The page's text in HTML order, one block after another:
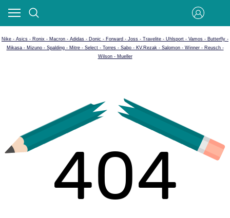
Nike - Asics - Ronix - Macron - Adidas - Donic - Forward - Joss - Travelite - Uhlsport - Vamos - Butterfly -
Mikasa - Mizuno - Spalding - Mitre - Select - Torres - Sabo - KV.Rezak - Salomon - Winner - Reusch -
Wilson - Mueller
404